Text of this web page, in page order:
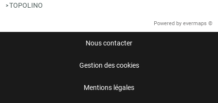
>TOPOLINO
Powered by evermaps ©
Nous contacter
Gestion des cookies
Mentions légales